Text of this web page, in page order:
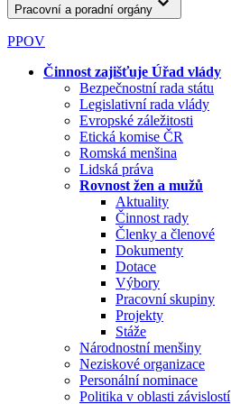
Pracovní a poradní orgány
PPOV
Činnost zajišťuje Úřad vlády
Bezpečnostní rada státu
Legislativní rada vlády
Evropské záležitosti
Etická komise ČR
Romská menšina
Lidská práva
Rovnost žen a mužů
Aktuality
Činnost rady
Členky a členové
Dokumenty
Dotace
Výbory
Pracovní skupiny
Projekty
Stáže
Národnostní menšiny
Neziskové organizace
Personální nominace
Politika v oblasti závislostí